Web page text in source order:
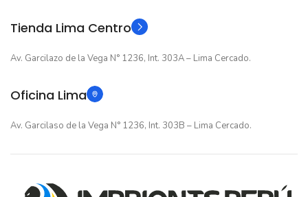
Tienda Lima Centro
Av. Garcilazo de la Vega N° 1236, Int. 303A – Lima Cercado.
Oficina Lima
Av. Garcilaso de la Vega N° 1236, Int. 303B – Lima Cercado.